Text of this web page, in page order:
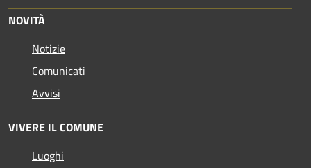
NOVITÀ
Notizie
Comunicati
Avvisi
VIVERE IL COMUNE
Luoghi